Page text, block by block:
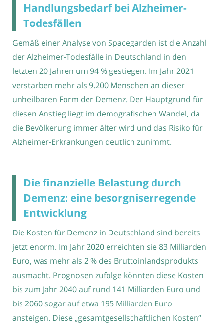
Handlungsbedarf bei Alzheimer-
Todesfällen
Gemäß einer Analyse von Spacegarden ist die Anzahl
der Alzheimer-Todesfälle in Deutschland in den
letzten 20 Jahren um 94 % gestiegen. Im Jahr 2021
verstarben mehr als 9.200 Menschen an dieser
unheilbaren Form der Demenz. Der Hauptgrund für
diesen Anstieg liegt im demografischen Wandel, da
die Bevölkerung immer älter wird und das Risiko für
Alzheimer-Erkrankungen deutlich zunimmt.
Die finanzielle Belastung durch
Demenz: eine besorgniserregende
Entwicklung
Die Kosten für Demenz in Deutschland sind bereits
jetzt enorm. Im Jahr 2020 erreichten sie 83 Milliarden
Euro, was mehr als 2 % des Bruttoinlandsprodukts
ausmacht. Prognosen zufolge könnten diese Kosten
bis zum Jahr 2040 auf rund 141 Milliarden Euro und
bis 2060 sogar auf etwa 195 Milliarden Euro
ansteigen. Diese „gesamtgesellschaftlichen Kosten“